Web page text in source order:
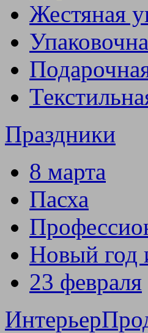
Жестяная
Праздники
8 марта
Пасха
Новый год
23 февраля
Интерьер